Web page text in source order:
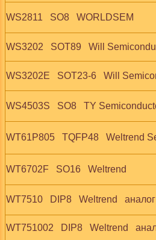
WS2811   SO8   WORLDSEM
WS3202   SOT89   Will
WS3202E   SOT23-6   Will
WS4503S   SO8   TY
WT61P805   TQFP48   Weltrend
WT6702F   SO16   Weltrend
WT7510   DIP8   Weltrend
WT751002   DIP8   Weltrend